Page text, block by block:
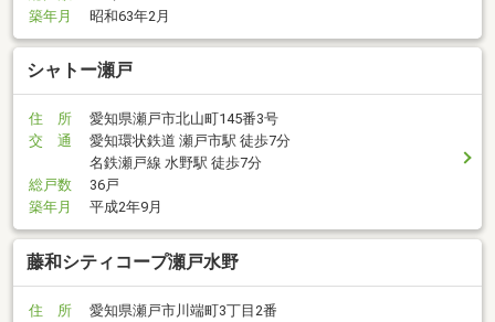
築年月
昭和63年2月
シャトー瀬戸
住 所
愛知県瀬戸市北山町145番3号
交 通
愛知環状鉄道 瀬戸市駅 徒歩7分
名鉄瀬戸線 水野駅 徒歩7分
総戸数
36戸
築年月
平成2年9月
藤和シティコープ瀬戸水野
住 所
愛知県瀬戸市川端町3丁目2番